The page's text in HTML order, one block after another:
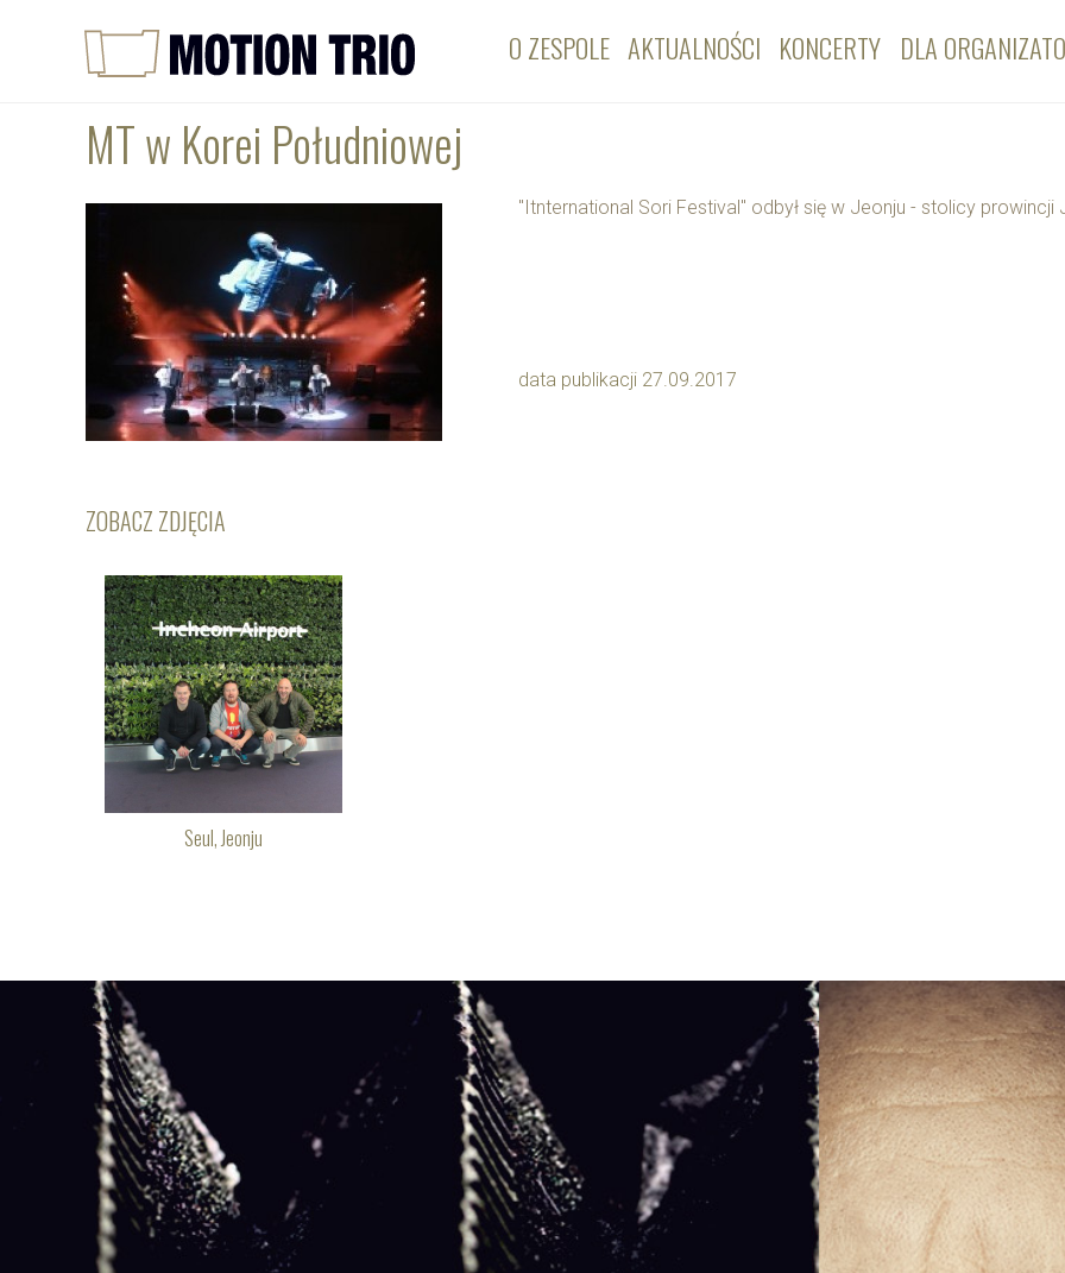
O ZESPOLE AKTUALNOŚCI KONCERTY DLA
MT w Korei Południowej
"Itnternational Sori Festival" odbył się w Jeonju - stolicy prowincji
data publikacji 27.09.2017
ZOBACZ ZDJĘCIA
Seul, Jeonju